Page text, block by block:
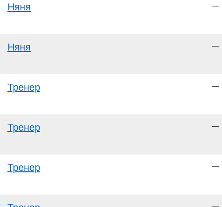
Няня —
Няня —
Тренер —
Тренер —
Тренер —